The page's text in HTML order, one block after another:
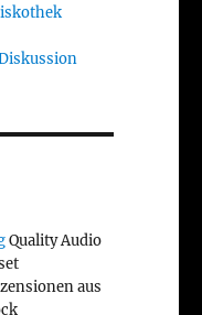
Quality Audio
aus